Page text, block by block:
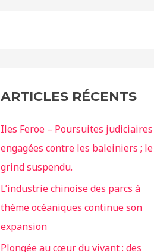
ARTICLES RÉCENTS
Iles Feroe – Poursuites judiciaires
engagées contre les baleiniers ; le
grind suspendu.
L’industrie chinoise des parcs à
thème océaniques continue son
expansion
Plongée au cœur du vivant : des